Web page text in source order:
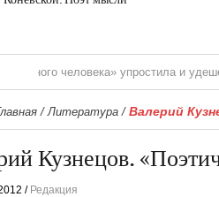
человека» упростила и удешевила
/ Литература/ Валерий
Кузнецов.
/ Редакция